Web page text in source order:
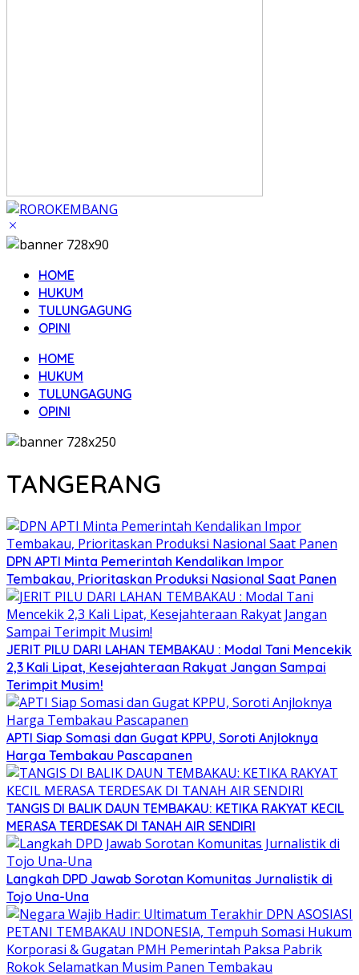
HOME
HUKUM
TULUNGAGUNG
OPINI
HOME
HUKUM
TULUNGAGUNG
OPINI
TANGERANG
DPN APTI Minta Pemerintah Kendalikan Impor
Tembakau, Prioritaskan Produksi Nasional Saat Panen
JERIT PILU DARI LAHAN TEMBAKAU ​: Modal Tani Mencekik
2,3 Kali Lipat, Kesejahteraan Rakyat Jangan Sampai
Terimpit Musim!
APTI Siap Somasi dan Gugat KPPU, Soroti Anjloknya
Harga Tembakau Pascapanen
TANGIS DI BALIK DAUN TEMBAKAU: KETIKA RAKYAT KECIL
MERASA TERDESAK DI TANAH AIR SENDIRI
Langkah DPD Jawab Sorotan Komunitas Jurnalistik di
Tojo Una-Una